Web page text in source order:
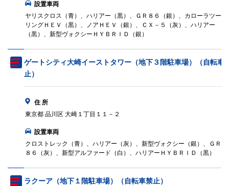
設置車両
ヤリスクロス（青）、ハリアー（黒）、ＧＲ８６（銀）、カローラツー
リングＨＥＶ（黒）、ノアＨＥＶ（銀）、ＣＸ－５（灰）、ハリアー
（黒）、新型ヴォクシーＨＹＢＲＩＤ（銀）
ゲートシティ大崎イーストタワー（地下３階駐車場）（自転車
止）
住 所
東京都 品川区 大崎１丁目１１－２
設置車両
クロストレック（青）、ハリアー（灰）、新型ヴォクシー（銀）、ＧＲ
８６（灰）、新型アルファード（白）、ハリアーＨＹＢＲＩＤ（黒）
ラクーア（地下１階駐車場）（自転車禁止）